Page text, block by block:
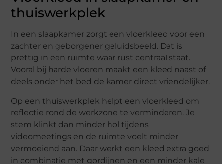
thuiswerkplek
In een slaapkamer zorgt een vloerkleed voor een
zachter en geborgener geluidsbeeld. Dat is
prettig in een ruimte waar rust centraal staat.
Vooral bij harde vloeren maakt een kleed naast of
deels onder het bed de kamer direct vriendelijker.
Op een thuiswerkplek helpt een vloerkleed om
reflectie rond de werkzone te verminderen. Je
stem klinkt dan minder hol tijdens
videomeetings en de ruimte voelt minder
vermoeiend aan. Daar werkt een kleed extra goed
in combinatie met gordijnen en een minder kale